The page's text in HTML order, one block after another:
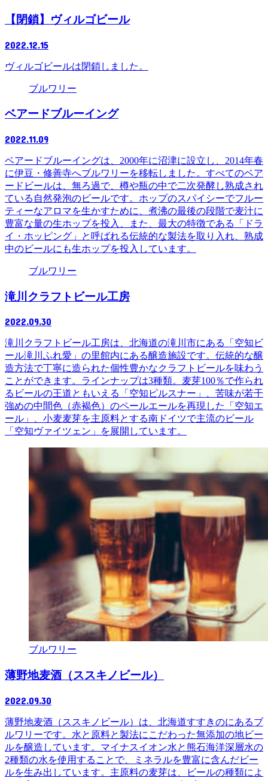
【閉鎖】ヴィルゴビール
2022.12.15
ヴィルゴビールは閉鎖しました。
ブルワリー
ベアードブルーイング
2022.11.09
ベアードブルーイングは、2000年に沼津に設立し、2014年春
に伊豆・修善寺へブルワリーを移転しました。すべてのベア
ードビールは、無ろ過で、樽や瓶の中で二次発酵し熟成され
ている自然発泡のビールです。ホップのスパイシーでフルー
ティーなアロマを生かすために、煮沸の最後の段階で麦汁に
豊富な量の生ホップを投入、また、最大の特徴である「ドラ
イ・ホッピング」と呼ばれる伝統的な製法を取り入れ、熟成
中のビールにも生ホップを投入しています。
ブルワリー
滝川クラフトビール工房
2022.09.30
滝川クラフトビール工房は、北海道の滝川市にある「空知ビ
ール滝川ふれ愛」の里館内にある醸造施設です。伝統的な醸
造方法で丁寧に造られた個性豊かなクラフトビールを味わう
ことができます。ラインナップは3種類。麦芽100％で作られ
るビールの王道ともいえる「空知ピルスナー」、苦味が若干
強めの中間色（赤褐色）のペールエールを再現した「空知エ
ール」、小麦麦芽を主原料とする南ドイツで主流のビール
「空知ヴァイツェン」を展開しています。
ブルワリー
薄野地麦酒（ススキノビール）
2022.09.30
薄野地麦酒（ススキノビール）は、北海道すすきのにあるブ
ルワリーです。水と原料と製法にこだわった無添加の地ビー
ルを醸造しています。マイナスイオン水と熊石海洋深層水の
2種類の水を使用することで、ミネラルを豊富に含んだビー
ルを生み出しています。主原料の麦芽は、ビールの種類によ